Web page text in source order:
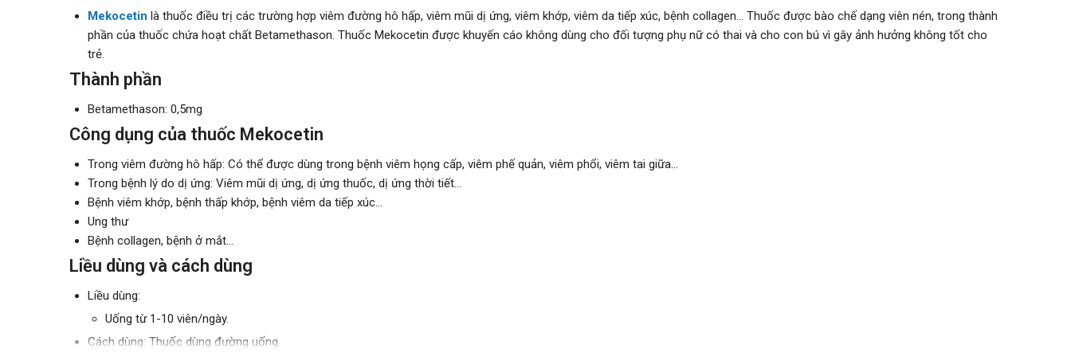
Mekocetin là thuốc điều trị các trường hợp viêm đường hô hấp, viêm mũi dị ứng, viêm khớp, viêm da tiếp xúc, bệnh collagen… Thuốc được bào chế dạng viên nén, trong thành
phần của thuốc chứa hoạt chất Betamethason. Thuốc Mekocetin được khuyến cáo không dùng cho đối tượng phụ nữ có thai và cho con bú vì gây ảnh hưởng không tốt cho
trẻ.
Thành phần
Betamethason: 0,5mg
Công dụng của thuốc Mekocetin
Trong viêm đường hô hấp: Có thể được dùng trong bệnh viêm họng cấp, viêm phế quản, viêm phổi, viêm tai giữa...
Trong bệnh lý do dị ứng: Viêm mũi dị ứng, dị ứng thuốc, dị ứng thời tiết...
Bệnh viêm khớp, bệnh thấp khớp, bệnh viêm da tiếp xúc...
Ung thư
Bệnh collagen, bệnh ở mắt...
Liều dùng và cách dùng
Liều dùng:
Uống từ 1-10 viên/ngày.
Cách dùng: Thuốc dùng đường uống.